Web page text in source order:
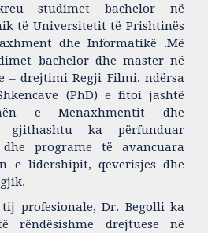
studimet bachelor në
të Universitetit të Prishtinës
dhe Informatikë .Më
bachelor dhe master në
– drejtimi Regji Filmi, ndërsa
(PhD) e fitoi jashtë
e Menaxhmentit dhe
gjithashtu ka përfunduar
programe të avancuara
e lidershipit, qeverisjes dhe
profesionale, Dr. Begolli ka
rëndësishme drejtuese në